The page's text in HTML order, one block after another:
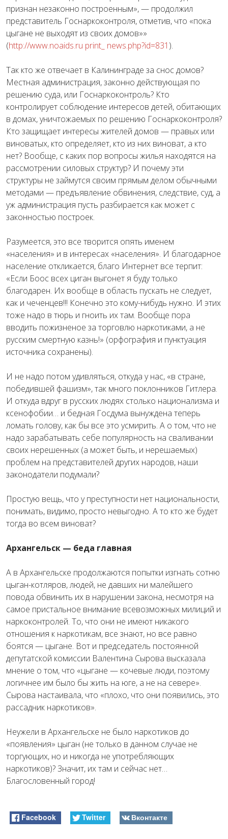
признан незаконно построенным», — продолжил
представитель Госнаркоконтроля, отметив, что «пока
цыгане не выходят из своих домов»»
(http://www.noaids.ru print_ news.php?id=831 ).
Так кто же отвечает в Калининграде за снос домов?
Местная администрация, законно действующая по
решению суда, или Госнаркоконтроль? Кто
контролирует соблюдение интересов детей, обитающих
в домах, уничтожаемых по решению Госнаркоконтроля?
Кто защищает интересы жителей домов — правых или
виноватых, кто определяет, кто из них виноват, а кто
нет? Вообще, с каких пор вопросы жилья находятся на
рассмотрении силовых структур? И почему эти
структуры не займутся своим прямым делом обычными
методами — предъявление обвинения, следствие, суд, а
уж администрация пусть разбирается как может с
законностью построек.
Разумеется, это все творится опять именем
«населения» и в интересах «населения». И благодарное
население откликается, благо Интернет все терпит:
«Если Боос всех циган выгонет я буду только
благодарен. Их вообще в область пускать не следует,
как и чеченцев!!! Конечно это кому-нибудь нужно. И этих
тоже надо в тюрь и гноить их там. Вообще пора
вводить пожизненое за торговлю наркотиками, а не
русским смертную казнь!» (орфография и пунктуация
источника сохранены).
И не надо потом удивляться, откуда у нас, «в стране,
победившей фашизм», так много поклонников Гитлера.
И откуда вдруг в русских людях столько национализма и
ксенофобии… и бедная Госдума вынуждена теперь
ломать голову, как бы все это усмирить. А о том, что не
надо зарабатывать себе популярность на сваливании
своих нерешенных (а может быть, и нерешаемых)
проблем на представителей других народов, наши
законодатели подумали?
Простую вещь, что у преступности нет национальности,
понимать, видимо, просто невыгодно. А то кто же будет
тогда во всем виноват?
Архангельск — беда главная
А в Архангельске продолжаются попытки изгнать сотню
цыган-котляров, людей, не давших ни малейшего
повода обвинить их в нарушении закона, несмотря на
самое пристальное внимание всевозможных милиций и
наркоконтролей. То, что они не имеют никакого
отношения к наркотикам, все знают, но все равно
боятся — цыгане. Вот и председатель постоянной
депутатской комиссии Валентина Сырова высказала
мнение о том, что «цыгане — кочевые люди, поэтому
логичнее им было бы жить на юге, а не на севере».
Сырова настаивала, что «плохо, что они появились, это
рассадник наркотиков».
Неужели в Архангельске не было наркотиков до
«появления» цыган (не только в данном случае не
торгующих, но и никогда не употребляющих
наркотиков)? Значит, их там и сейчас нет…
Благословенный город!
Facebook Twitter Вконтакте